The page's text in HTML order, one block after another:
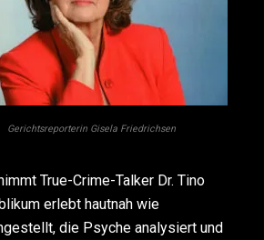
Gerichtsreporterin Gisela Friedrichsen
True-Crime-Talker Dr. Tino
erlebt hautnah wie
die Psyche analysiert und